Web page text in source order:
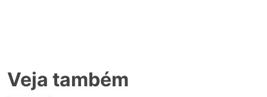
Veja também